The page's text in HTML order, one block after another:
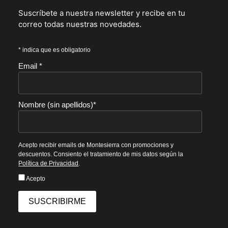
Suscríbete a nuestra newsletter y recibe en tu
correo todas nuestras novedades.
* indica que es obligatorio
Email *
Nombre (sin apellidos)*
Acepto recibir emails de Montesierra con promociones y
descuentos. Consiento el tratamiento de mis datos según la
Política de Privacidad .
Acepto
SUSCRIBIRME